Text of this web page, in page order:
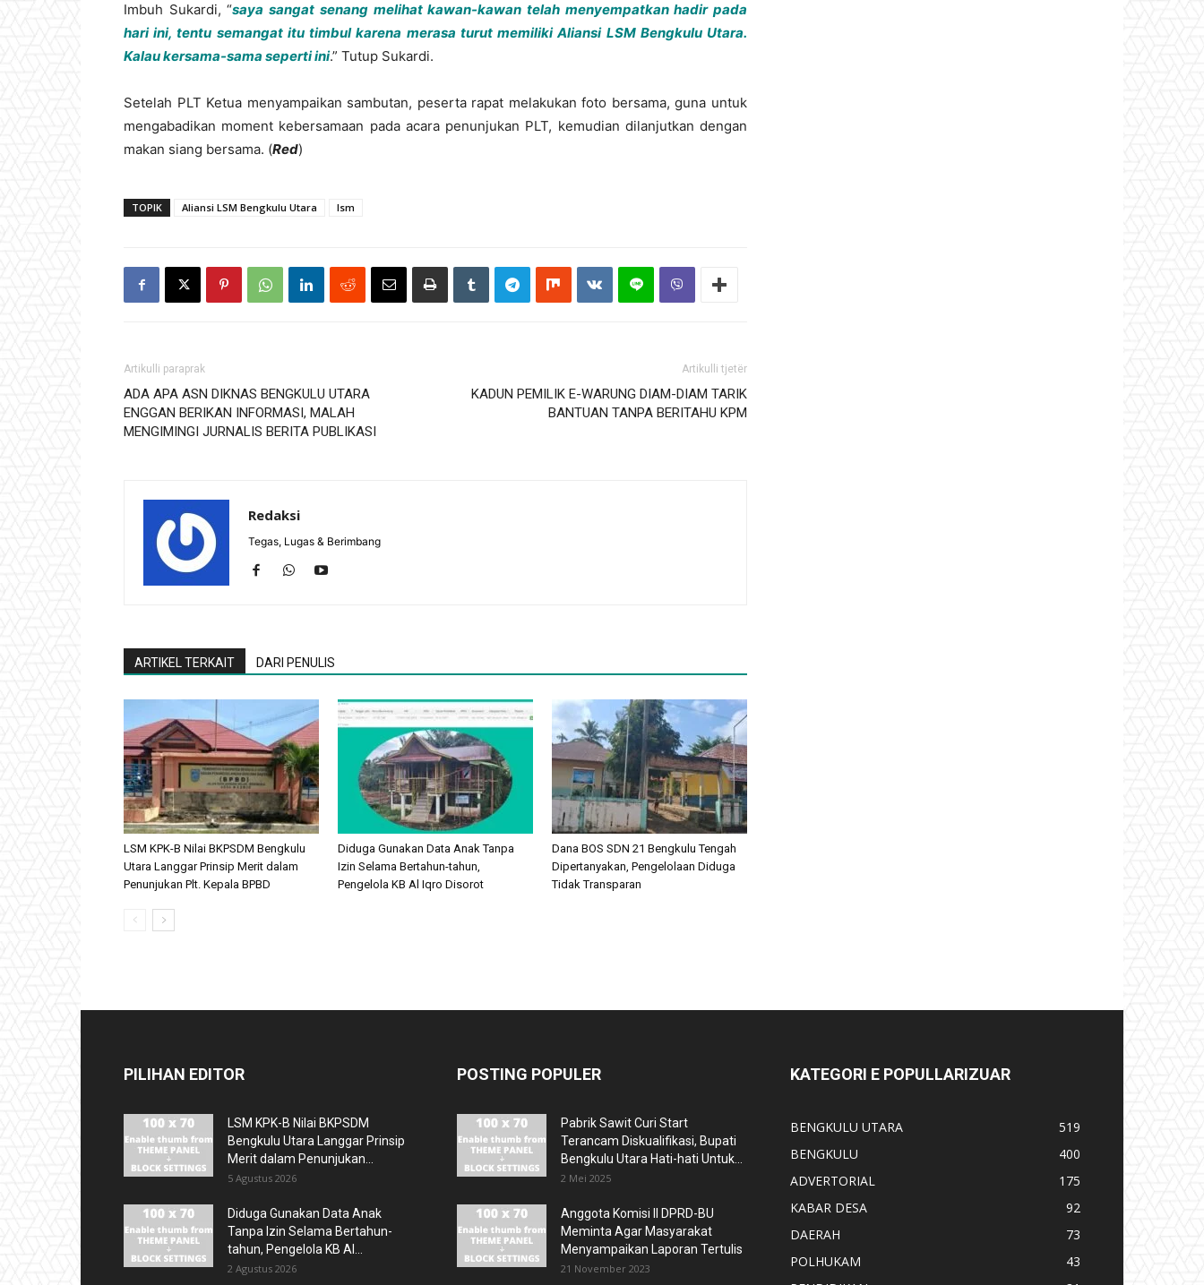
Imbuh Sukardi, “saya sangat senang melihat kawan-kawan telah menyempatkan hadir pada
hari ini, tentu semangat itu timbul karena merasa turut memiliki Aliansi LSM Bengkulu Utara.
Kalau kersama-sama seperti ini.” Tutup Sukardi.
Setelah PLT Ketua menyampaikan sambutan, peserta rapat melakukan foto bersama, guna untuk
mengabadikan moment kebersamaan pada acara penunjukan PLT, kemudian dilanjutkan dengan
makan siang bersama. (Red)
TOPIK Aliansi LSM Bengkulu Utara lsm
Artikulli paraprak
ADA APA ASN DIKNAS BENGKULU UTARA
ENGGAN BERIKAN INFORMASI, MALAH
MENGIMINGI JURNALIS BERITA PUBLIKASI
Artikulli tjetër
KADUN PEMILIK E-WARUNG DIAM-DIAM TARIK
BANTUAN TANPA BERITAHU KPM
Redaksi
Tegas, Lugas & Berimbang
ARTIKEL TERKAIT DARI PENULIS
LSM KPK-B Nilai BKPSDM Bengkulu
Utara Langgar Prinsip Merit dalam
Penunjukan Plt. Kepala BPBD
Diduga Gunakan Data Anak Tanpa
Izin Selama Bertahun-tahun,
Pengelola KB Al Iqro Disorot
Dana BOS SDN 21 Bengkulu Tengah
Dipertanyakan, Pengelolaan Diduga
Tidak Transparan
PILIHAN EDITOR
LSM KPK-B Nilai BKPSDM
Bengkulu Utara Langgar Prinsip
Merit dalam Penunjukan...
5 Agustus 2026
Diduga Gunakan Data Anak
Tanpa Izin Selama Bertahun-
tahun, Pengelola KB Al...
2 Agustus 2026
POSTING POPULER
Pabrik Sawit Curi Start
Terancam Diskualifikasi, Bupati
Bengkulu Utara Hati-hati Untuk...
2 Mei 2025
Anggota Komisi II DPRD-BU
Meminta Agar Masyarakat
Menyampaikan Laporan Tertulis
21 November 2023
KATEGORI E POPULLARIZUAR
BENGKULU UTARA
519
BENGKULU
400
ADVERTORIAL
175
KABAR DESA
92
DAERAH
73
POLHUKAM
43